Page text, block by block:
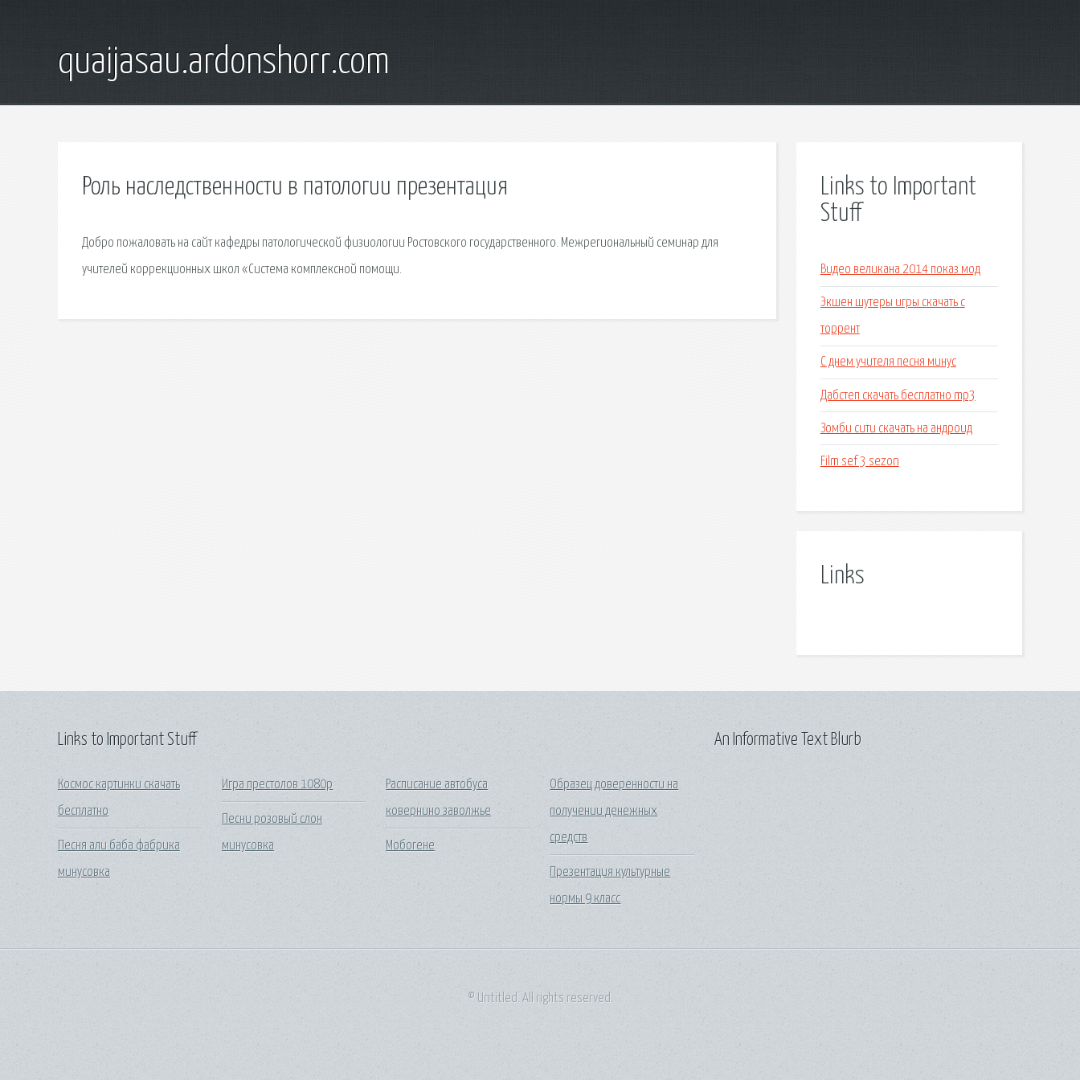
quaijasau.ardonshorr.com
Роль наследственности в патологии презентация
Добро пожаловать на сайт кафедры патологической физиологии Ростовского государственного. Межрегиональный семинар для
учителей коррекционных школ «Система комплексной помощи.
Links to Important
Stuff
Видео великана 2014 показ мод
Экшен шутеры игры скачать с
торрент
С днем учителя песня минус
Дабстеп скачать бесплатно mp3
Зомби сити скачать на андроид
Film sef 3 sezon
Links
Links to Important Stuff
Космос картинки скачать
бесплатно
Песня али баба фабрика
минусовка
Игра престолов 1080p
Песни розовый слон
минусовка
Расписание автобуса
ковернино заволжье
Мобогене
Образец доверенности на
получении денежных
средств
Презентация культурные
нормы 9 класс
An Informative Text Blurb
© Untitled. All rights reserved.